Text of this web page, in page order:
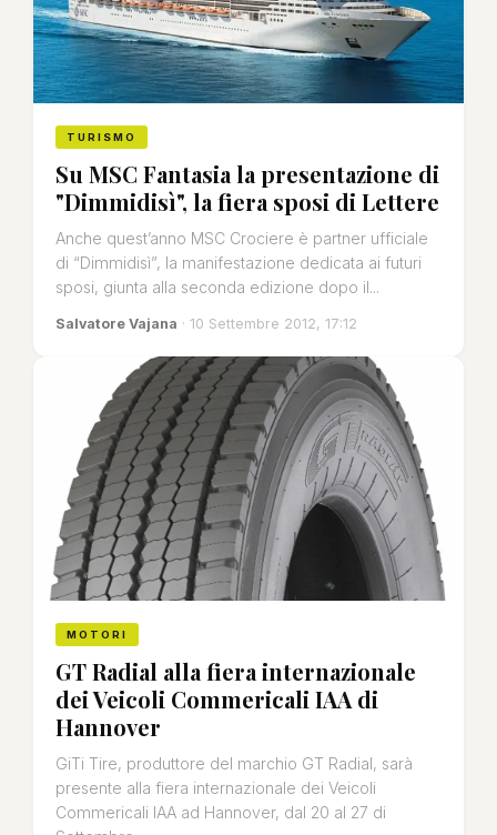
TURISMO
Su MSC Fantasia la presentazione di
"Dimmidisì", la fiera sposi di Lettere
Anche quest’anno MSC Crociere è partner ufficiale
di “Dimmidisì”, la manifestazione dedicata ai futuri
sposi, giunta alla seconda edizione dopo il...
Salvatore Vajana · 10 Settembre 2012, 17:12
MOTORI
GT Radial alla fiera internazionale
dei Veicoli Commericali IAA di
Hannover
GiTi Tire, produttore del marchio GT Radial, sarà
presente alla fiera internazionale dei Veicoli
Commericali IAA ad Hannover, dal 20 al 27 di